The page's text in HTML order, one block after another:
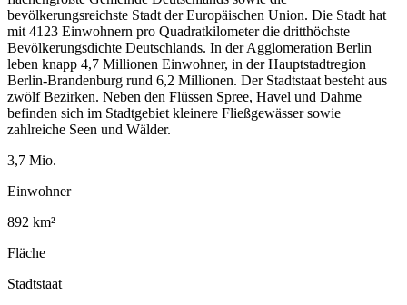
bevölkerungsreichste Stadt der Europäischen Union. Die Stadt hat
mit 4123 Einwohnern pro Quadratkilometer die dritthöchste
Bevölkerungsdichte Deutschlands. In der Agglomeration Berlin
leben knapp 4,7 Millionen Einwohner, in der Hauptstadtregion
Berlin-Brandenburg rund 6,2 Millionen. Der Stadtstaat besteht aus
zwölf Bezirken. Neben den Flüssen Spree, Havel und Dahme
befinden sich im Stadtgebiet kleinere Fließgewässer sowie
zahlreiche Seen und Wälder.
3,7 Mio.
Einwohner
892 km²
Fläche
Stadtstaat